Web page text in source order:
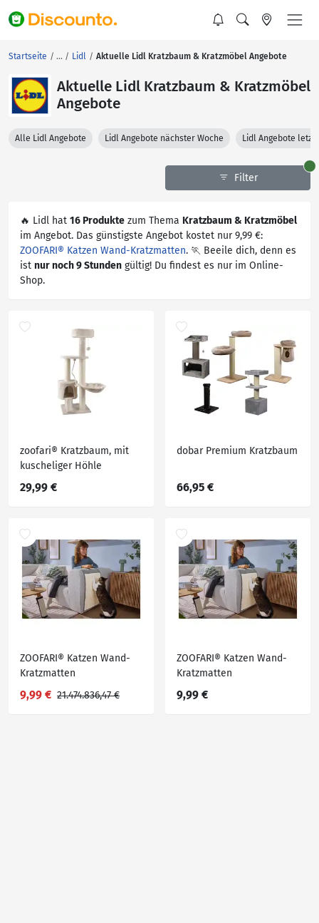
Startseite Lidl Aktuelle Lidl Kratzbaum & Kratzmöbel Angebote
Aktuelle Lidl Kratzbaum & Kratzmöbel
Angebote
Alle Lidl Angebote Lidl Angebote nächster Woche Lidl Angebote
Filter
🔥 Lidl hat 16 Produkte zum Thema Kratzbaum & Kratzmöbel
im Angebot. Das günstigste Angebot kostet nur 9,99 €:
ZOOFARI® Katzen Wand-Kratzmatten. 🏃 Beeile dich, denn es
ist nur noch 9 Stunden gültig! Du findest es nur im Online-
Shop.
zoofari® Kratzbaum, mit
kuscheliger Höhle
29,99 €
dobar Premium Kratzbaum
66,95 €
ZOOFARI® Katzen Wand-
Kratzmatten
9,99 € 21.474.836,47 €
ZOOFARI® Katzen Wand-
Kratzmatten
9,99 €